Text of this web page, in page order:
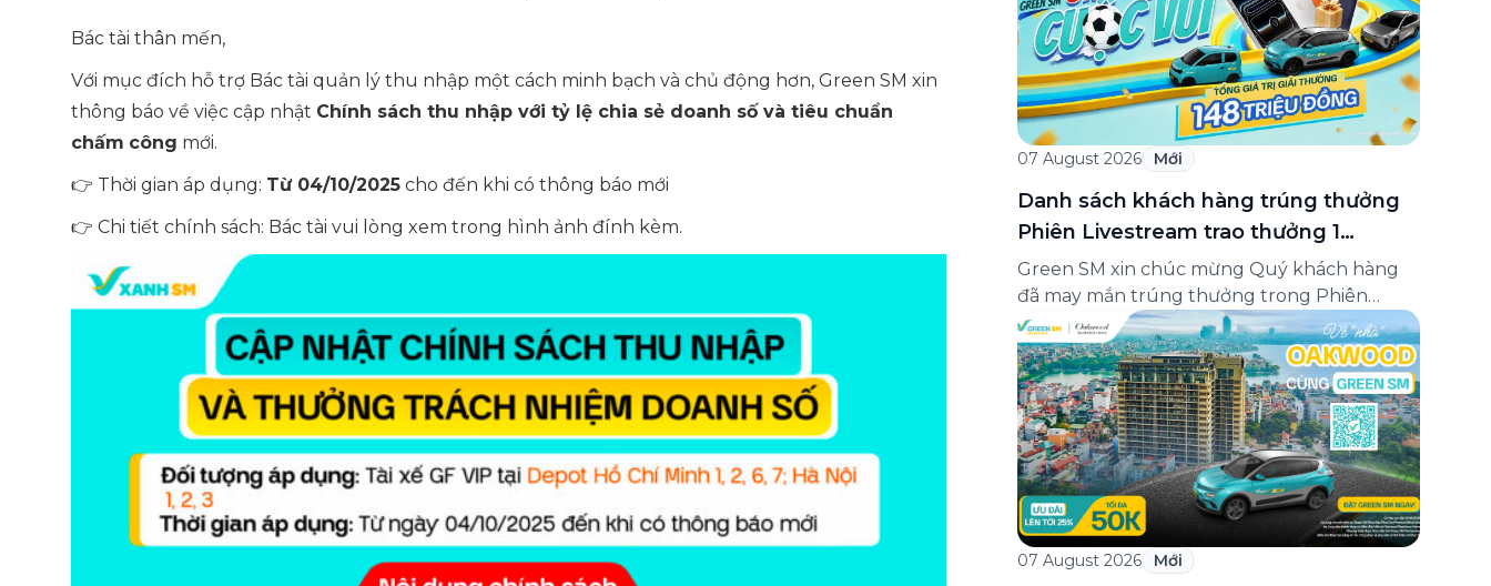
Bác tài thân mến,
Với mục đích hỗ trợ Bác tài quản lý thu nhập một cách minh bạch và chủ động hơn, Green SM xin
thông báo về việc cập nhật Chính sách thu nhập với tỷ lệ chia sẻ doanh số và tiêu chuẩn
chấm công mới.
👉 Thời gian áp dụng: Từ 04/10/2025 cho đến khi có thông báo mới
👉 Chi tiết chính sách: Bác tài vui lòng xem trong hình ảnh đính kèm.
07 August 2026 Mới
Danh sách khách hàng trúng thưởng
Phiên Livestream trao thưởng 1
Minigame “Giữ nhịp cuộc vui”
Green SM xin chúc mừng Quý khách hàng
đã may mắn trúng thưởng trong Phiên
Livestream trao thưởng 1 của Minigame “Giữ
nhịp cuộc vui”, được phát sóng trực tiếp trên
Fanpage và TikTok Green SM từ 20:00 –
21:00 ngày 04/08/2026. Phiên livestream đã
diễn ra công khai với sự theo dõi của đông […]
07 August 2026 Mới